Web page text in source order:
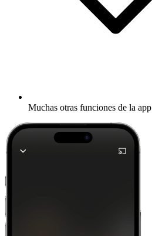
Muchas otras funciones de la app